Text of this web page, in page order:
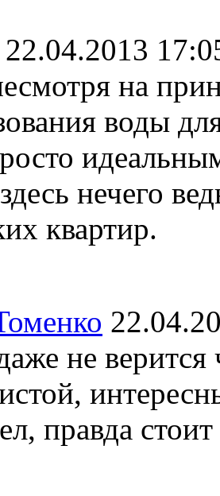
22.04.2013
на
воды
нечего
квартир.
не верится
правда